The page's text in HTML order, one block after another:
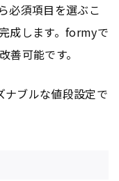
必須項目を選ぶこ
成します。formyで
善可能です。
ブルな値段設定で